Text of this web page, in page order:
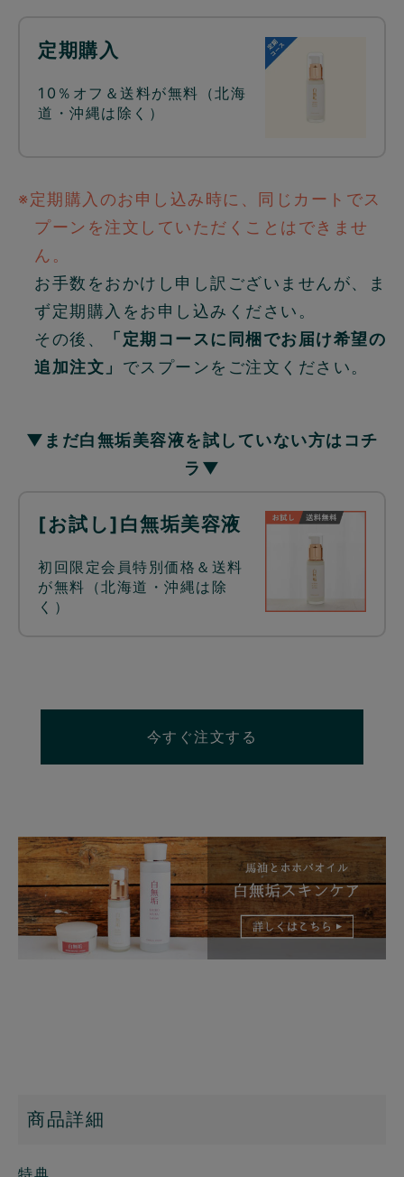
定期購入
10％オフ＆送料が無料（北海
道・沖縄は除く）
※定期購入のお申し込み時に、同じカートでス
プーンを注文していただくことはできませ
ん。
お手数をおかけし申し訳ございませんが、ま
ず定期購入をお申し込みください。
その後、
「定期コースに同梱でお届け希望の
追加注文」 でスプーンをご注文ください。
▼まだ白無垢美容液を試していない方はコチ
ラ▼
[お試し]白無垢美容液
初回限定会員特別価格＆送料
が無料（北海道・沖縄は除
く）
今すぐ注文する
商品詳細
特典